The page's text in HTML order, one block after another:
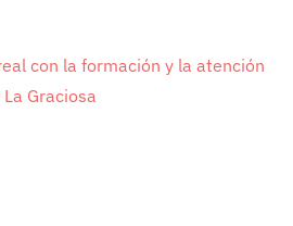
con la formación y la atención
Graciosa